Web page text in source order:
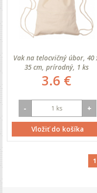
Vak na telocvičný úbor, 40
35 cm, prírodný, 1 ks
3.6 €
- +
Vložiť do košíka
1